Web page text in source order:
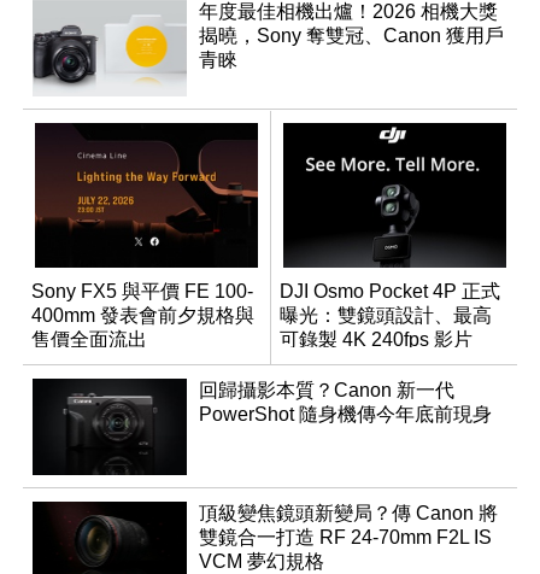
年度最佳相機出爐！2026 相機大獎
揭曉，Sony 奪雙冠、Canon 獲用戶
青睞
Sony FX5 與平價 FE 100-
400mm 發表會前夕規格與
售價全面流出
DJI Osmo Pocket 4P 正式
曝光：雙鏡頭設計、最高
可錄製 4K 240fps 影片
回歸攝影本質？Canon 新一代
PowerShot 隨身機傳今年底前現身
頂級變焦鏡頭新變局？傳 Canon 將
雙鏡合一打造 RF 24-70mm F2L IS
VCM 夢幻規格